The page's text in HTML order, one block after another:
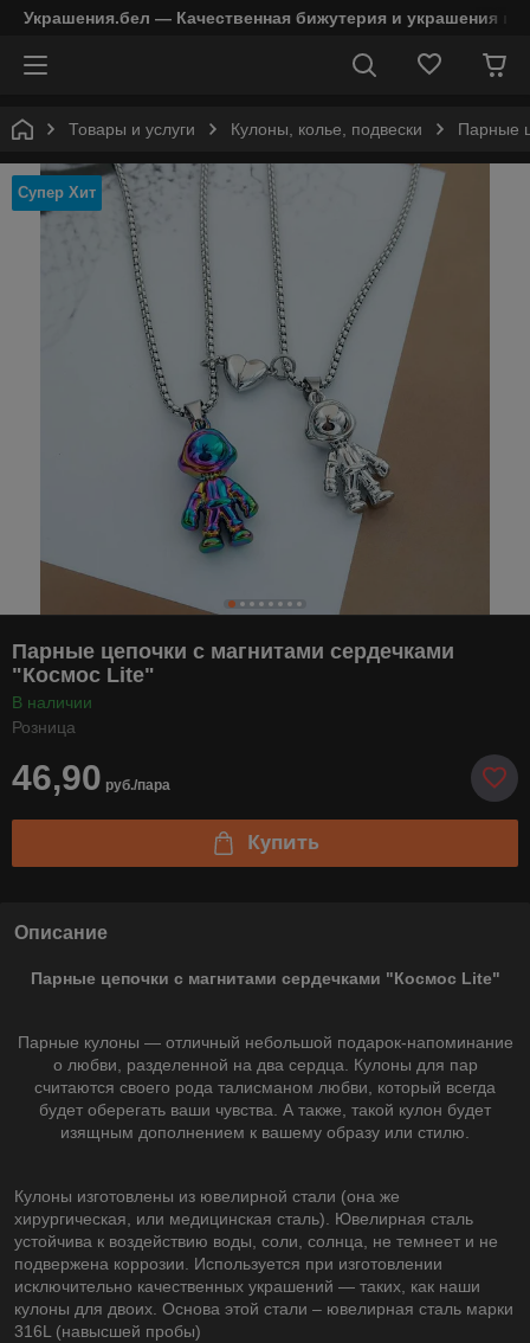
Украшения.бел — Качественная бижутерия и украшения в
Товары и услуги Кулоны, колье, подвески Парные
Супер Хит
Парные цепочки с магнитами сердечками
"Космос Lite"
В наличии
Розница
46,90 руб./пара
Купить
Описание
Парные цепочки с магнитами сердечками "Космос Lite"
Парные кулоны ― отличный небольшой подарок-напоминание
о любви, разделенной на два сердца. Кулоны для пар
считаются своего рода талисманом любви, который всегда
будет оберегать ваши чувства. А также, такой кулон будет
изящным дополнением к вашему образу или стилю.
Кулоны изготовлены из ювелирной стали (она же
хирургическая, или медицинская сталь). Ювелирная сталь
устойчива к воздействию воды, соли, солнца, не темнеет и не
подвержена коррозии. Используется при изготовлении
исключительно качественных украшений ― таких, как наши
кулоны для двоих. Основа этой стали – ювелирная сталь марки
316L (навысшей пробы)